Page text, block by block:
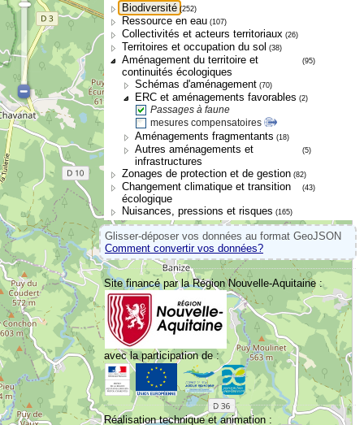
Biodiversité (252)
Ressource en eau (107)
Collectivités et acteurs territoriaux (26)
Territoires et occupation du sol (38)
Aménagement du territoire et
continuités écologiques
(95)
Schémas d'aménagement (70)
ERC et aménagements favorables (2)
Passages à faune
mesures compensatoires
Aménagements fragmentants (18)
Autres aménagements et
infrastructures
(5)
Zonages de protection et de gestion (82)
Changement climatique et transition
écologique
(43)
Nuisances, pressions et risques (165)
Glisser-déposer vos données au format GeoJSON
Comment convertir vos données?
Site financé par la Région Nouvelle-Aquitaine :
avec la participation de :
Réalisation technique et animation :